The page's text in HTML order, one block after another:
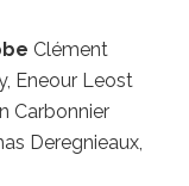
Clément
Eneour Leost
Carbonnier
Deregnieaux,